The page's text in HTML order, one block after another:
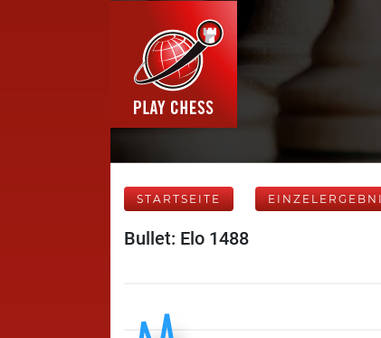
STARTSEITE
Bullet: Elo 1488